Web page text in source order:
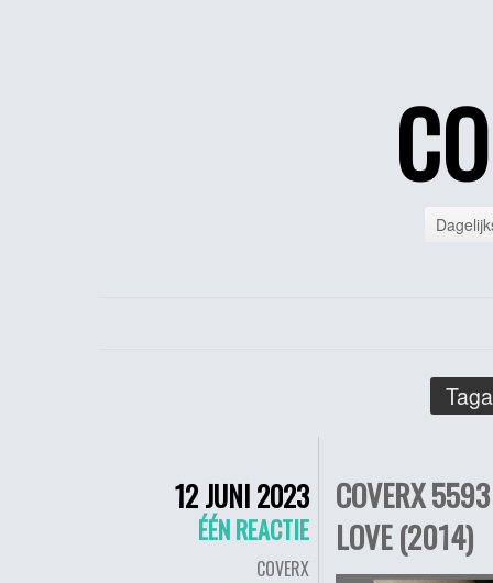
12 JUNI 2023
ÉÉN REACTIE
COVERX
COVERX
LOVE (2014)